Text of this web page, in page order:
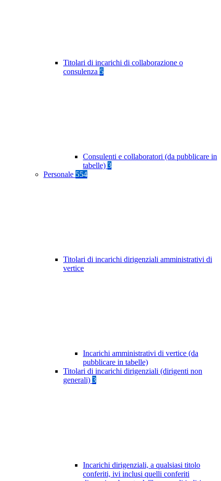
Titolari di incarichi di collaborazione o
consulenza 5
Consulenti e collaboratori (da pubblicare in
tabelle) 3
Personale 554
Titolari di incarichi dirigenziali amministrativi di
vertice
Incarichi amministrativi di vertice (da
pubblicare in tabelle)
Titolari di incarichi dirigenziali (dirigenti non
generali) 3
Incarichi dirigenziali, a qualsiasi titolo
conferiti, ivi inclusi quelli conferiti